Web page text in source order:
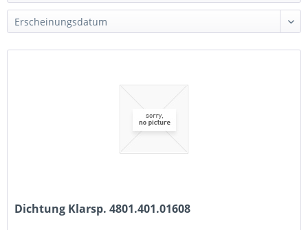
Dichtung Klarsp. 4801.401.01608